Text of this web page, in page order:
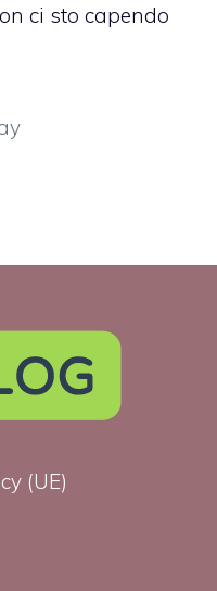
ci sto capendo
(UE)